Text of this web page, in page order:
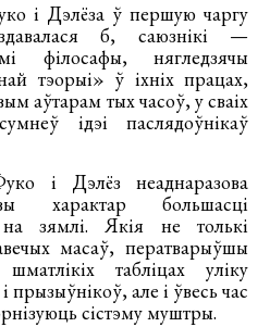
і Дэлёза ў першую чаргу
б, саюзнікі —
філосафы, нягледзячы
тэорыі» ў іхніх працах,
аўтарам тых часоў, у сваіх
ідэі паслядоўнікаў
і Дэлёз неаднаразова
характар большасці
на зямлі. Якія не толькі
масаў, ператварыўшы
табліцах уліку
прызыўнікоў, але і ўвесь час
сістэму муштры.